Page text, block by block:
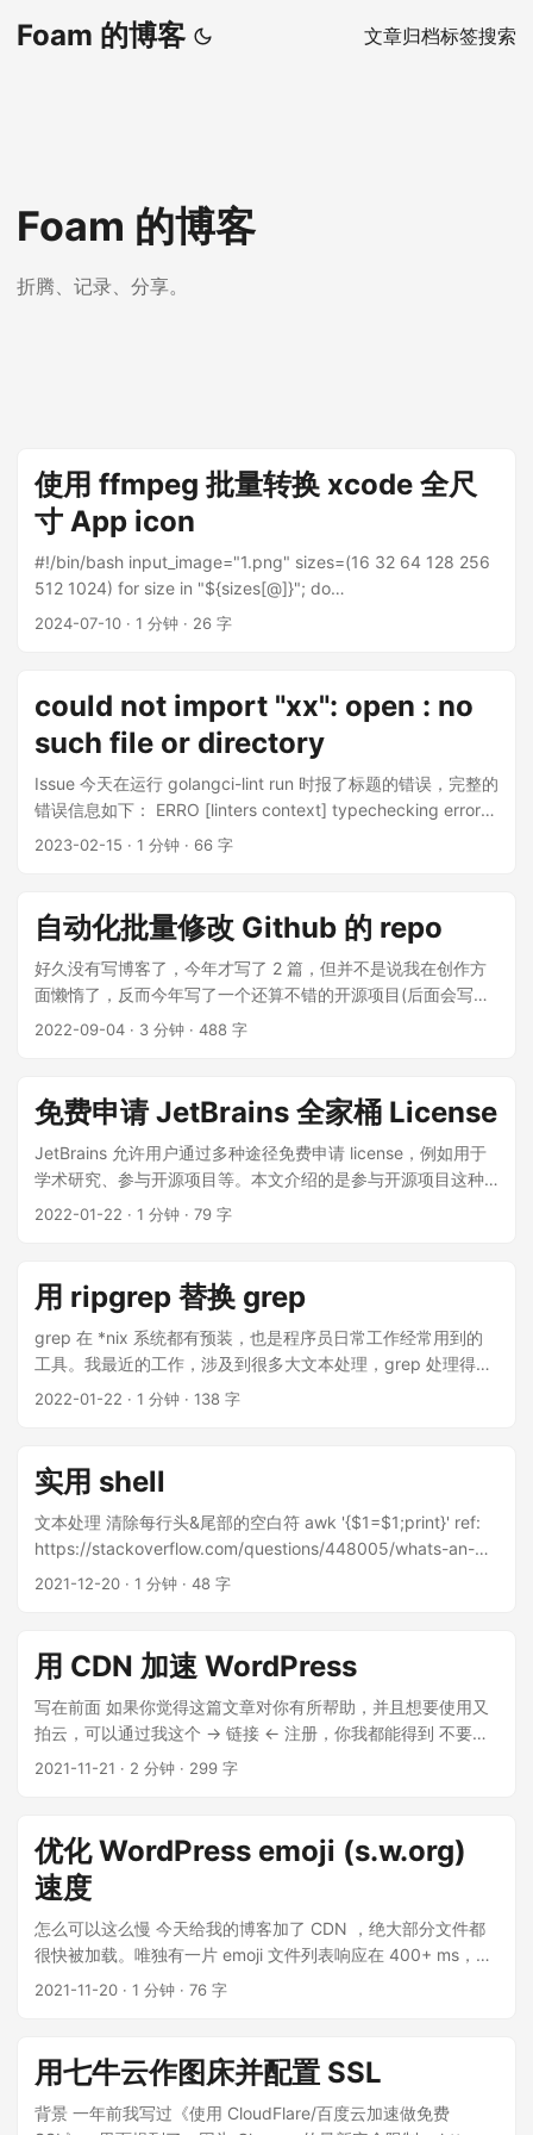
Foam 的博客 文章归档标签搜索
Foam 的博客
折腾、记录、分享。
使用 ffmpeg 批量转换 xcode 全尺
寸 App icon
#!/bin/bash input_image="1.png" sizes=(16 32 64 128 256
512 1024) for size in "${sizes[@]}"; do
output_image="${size}.png" ffmpeg -i "$input_image" -vf
2024-07-10 · 1 分钟 · 26 字
could not import "xx": open : no
such file or directory
Issue 今天在运行 golangci-lint run 时报了标题的错误，完整的
错误信息如下： ERRO [linters context] typechecking error:
# github.com/xx/xx/internal/domains/protection_product
could not import "context": open : no such file or directory
Diagnosis 很明显问题并不出在 context，这是一个系统库，不
可能不存在。 找了一圈 google，百度，ChatGPT 都没找到答
案。 最后搜索到这个 link 类似的问题，为了快速验证，我把该
包下的 test 文件注释掉，果然能够通过 lint 了。 然后经过排
后缀，解决了问题。 By the way 上面那个报错其实是 go list
报的，golang-ci 会调用 go list。如果需要快速验证是否还存在
上述报错，可以直接这么调用： go list -e -json -
compiled=false -test=true -export=true -deps=false -
find=false ./... >/dev/null
2023-02-15 · 1 分钟 · 66 字
自动化批量修改 Github 的 repo
好久没有写博客了，今年才写了 2 篇，但并不是说我在创作方
面懒惰了，反而今年写了一个还算不错的开源项目(后面会写一
系列文章记录我在做这个开源项目遇到的技术问题和一些人
篇，不那么费神。 背景 One day，公司要求所有的 repo 都要
在 Jenkins 打开 sonar 的配置，这需要我们给 repo 的 Jenkins
文件添加多一个配置，然后提 PR。天呐，我们 team 有 7-80
个 repo ，简直是噩梦。所以，我们需要自动化。automizely！
Flow 先来看看我司的 git flow，就是标准的 github flow。下图
修改每个 repo 的文件。对于后者，每次的逻辑都不太一样，自
行实现即可。 步骤 1. 准备 repo list 文件 我们将需要处理的
repo 放到一个文件里，例如 all-repo.txt ，每行是一个 repo
名。 repo-name1 repo-name2 repo-name3 2. 将 all-repo.txt
复制一份为 all-repo-cur.txt , 等会我们的脚本就用这份 cur ，
目的是等会处理过程中可能会因为中间有个 repo 意外失败，需
注意 cur 文件最后一行必须是空行，避免 shell 命令读取不到最
后一行的 repo ...
2022-09-04 · 3 分钟 · 488 字
免费申请 JetBrains 全家桶 License
JetBrains 允许用户通过多种途径免费申请 license，例如用于
学术研究、参与开源项目等。本文介绍的是参与开源项目这种
途径。 谁可以申请 拥有一个开源项目，或者是该项目的核心贡
格随着时间发展可能会发生变化，可以参考 官网说明 据网上各
网友的情况来看，JetBrains 不关心你的 repo 有多少 stars，
用的什么语言。所以只要满足它的要求，都可以通过。 但希望
不要滥用，因为 JetBrains 的初衷是支持开源项目，我们
respect 它。 License 说明 有效期：1年。到期可以再次申请
https://www.jetbrains.com/shop/eform/opensource 接下来
是填各种信息。因为要求是最近三个月有在积极贡献代码，所
以我选择了一个 GitHub 插件项目。原本还担心这个 repo 比较
简单，会不会无法通过，但后面证明是我多虑了。 填完之后点
击提交即可 通过申请 大概3个工作日后，我收到了来自
JetBrains 的 邮件。 附件是 License 的订单凭证。Email 中提
展示在 repo 主页。Sure, I would. 激活 License 点击邮件的
Take me to my license 链接，然后会看到有一个待激活的
License 躺在列表里，选择 assign 给指定人，我填了自己的邮
箱。勾选了将 offline code 作为邮件内容的一部分发到我邮
别使用在 2018.1 前后的产品） ...
2022-01-22 · 1 分钟 · 79 字
用 ripgrep 替换 grep
grep 在 *nix 系统都有预装，也是程序员日常工作经常用到的
工具。我最近的工作，涉及到很多大文本处理，grep 处理得不
是很快。于是就用到了 ripgrep，这个工具跑起来快很多。本文
后，ripgrep 的可执行命令是 rg 常用参数 一般搜索 rg str
sample.txt 默认，标准输出会高亮你的搜索词，并且每行前面
会有行号。不过请放心，重定向到另一个文本时，是不包含行
号的。 如果你不想要输出行号，使用 -N rg str sample.txt -N
统计行数 rg str sample.txt -c # 相当于 grep str sample.txt |
Issue。 只能管道后再次筛选了， --color always 是为了第一
个搜索词也能被高亮 rg str sample.txt --color always | rg
str2 Or 条件 使用多个 -e 参数 作为条件。只要匹配到任何一个
搜索词，都会被匹配到 rg -e 'str1' -e 'str2' -e 'str3' sample.txt
匹配到N条结果就停止 很多情况下，我们知道只有 N 条匹配
项，为了节约时间，希望匹配到足够数量就不要往下搜索了。
2022-01-22 · 1 分钟 · 138 字
实用 shell
文本处理 清除每行头&尾部的空白符 awk '{$1=$1;print}' ref:
https://stackoverflow.com/questions/448005/whats-an-
easy-way-to-read-random-line-from-a-file 在一个文本随机
'BEGIN{srand();}{print rand()"\t"$0}' | sort -k1 -n | cut -f2- |
head -n 100 ref:
https://stackoverflow.com/questions/448005/whats-an-
easy-way-to-read-random-line-from-a-file 截取每行的前几
个字符 cut -c 1-3 file // 前三个字符 ref:
2021-12-20 · 1 分钟 · 48 字
用 CDN 加速 WordPress
写在前面 如果你觉得这篇文章对你有所帮助，并且想要使用又
拍云，可以通过我这个 -> 链接 <- 注册，你我都能得到 不要白
不要的 奖励。（注意，又拍云绑定的域名需要是备案过的） 如
明 又拍云更香？ 上周在 V 站 发了个帖，安利了我写的一个
Alfred 插件，该插件可以方便地将图片上传到七牛云，顺便向
大家安利了七牛。马上有 V 友跳出来说又拍云更香，免费流量
比七牛云多 5 G，HTTPs CDN 流量也是算在免费套餐里边的。
趁着周末有点时间，去白嫖下又拍云。 又拍云联盟 没错。小标
题 是 又拍云对开发者的白嫖活动的名字。我们加入这个联盟就
能获得： 10 GB 免费存储 每个月 15 GB 免费 CDN 流量
就收到了审核通过的通知。 Update(2022/12/02): 大家要留意
费就不好了，我就迟了几天，欠费 2 分钱 :) 审核通过后，会发
2021-11-21 · 2 分钟 · 299 字
优化 WordPress emoji (s.w.org)
速度
怎么可以这么慢 今天给我的博客加了 CDN ，绝大部分文件都
很快被加载。唯独有一片 emoji 文件列表响应在 400+ ms，怎
么能忍。 官方的 emoji built-in 方案成了负担 貌似从 4.2 版本
方案的原理和弊端。 WordPress 的 js 脚本会把 html 中的
emoji code 替换成 WordPress 站点的 emoji 图片。目的应该
是为了让那些尚不支持 emoji 的网站能够正常展示 emoji。 就
2021-11-20 · 1 分钟 · 76 字
用七牛云作图床并配置 SSL
背景 一年前我写过《使用 CloudFlare/百度云加速做免费